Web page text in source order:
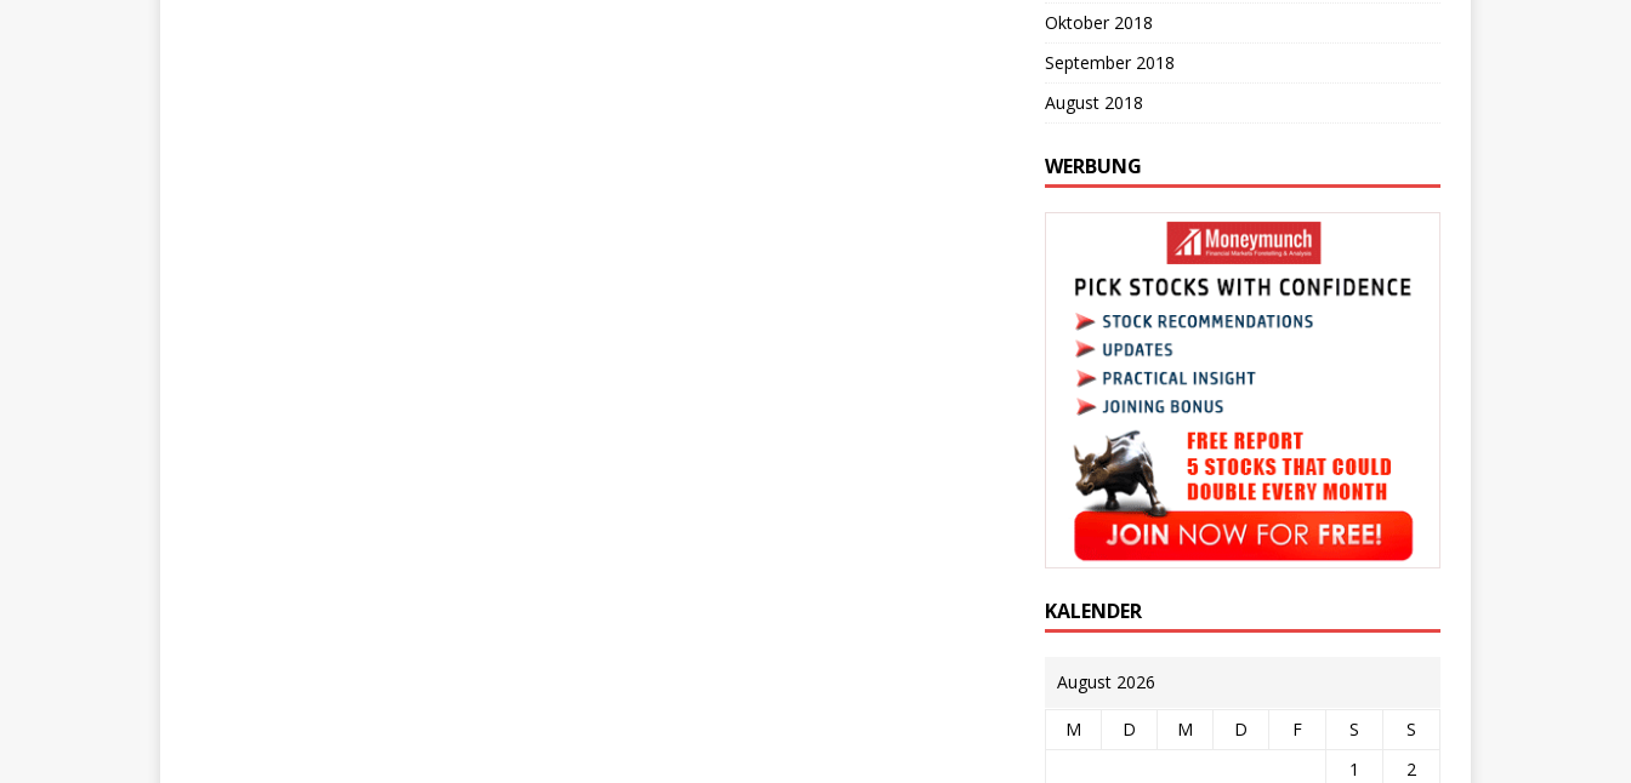
Oktober 2018
September 2018
August 2018
WERBUNG
KALENDER
August 2026
M D M D F S
S
1
2